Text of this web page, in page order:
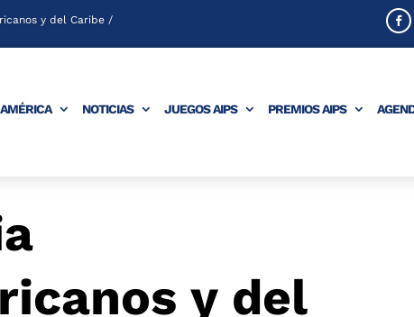
y del Caribe /
NOTICIAS JUEGOS AIPS PREMIOS AIPS
y del